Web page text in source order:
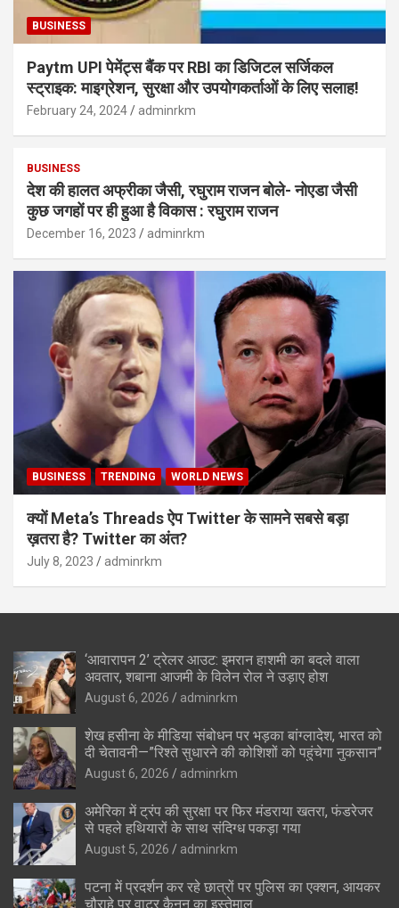
BUSINESS
Paytm UPI पेमेंट्स बैंक पर RBI का डिजिटल सर्जिकल
स्ट्राइक: माइग्रेशन, सुरक्षा और उपयोगकर्ताओं के लिए सलाह!
February 24, 2024 adminrkm
BUSINESS
देश की हालत अफ्रीका जैसी, रघुराम राजन बोले- नोएडा जैसी
कुछ जगहों पर ही हुआ है विकास : रघुराम राजन
December 16, 2023 adminrkm
BUSINESS TRENDING WORLD NEWS
क्यों Meta’s Threads ऐप Twitter के सामने सबसे बड़ा
ख़तरा है? Twitter का अंत?
July 8, 2023 adminrkm
‘आवारापन 2’ ट्रेलर आउट: इमरान हाशमी का बदले वाला
अवतार, शबाना आजमी के विलेन रोल ने उड़ाए होश
August 6, 2026 adminrkm
शेख हसीना के मीडिया संबोधन पर भड़का बांग्लादेश, भारत को
दी चेतावनी—”रिश्ते सुधारने की कोशिशों को पहुंचेगा नुकसान”
August 6, 2026 adminrkm
अमेरिका में ट्रंप की सुरक्षा पर फिर मंडराया खतरा, फंडरेजर
से पहले हथियारों के साथ संदिग्ध पकड़ा गया
August 5, 2026 adminrkm
पटना में प्रदर्शन कर रहे छात्रों पर पुलिस का एक्शन, आयकर
चौराहे पर वाटर कैनन का इस्तेमाल